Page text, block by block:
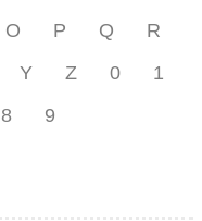
O P Q
R
Y Z 0
1
8 9